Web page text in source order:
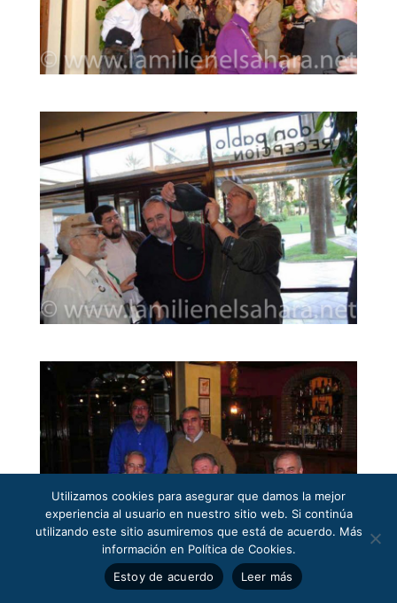
Utilizamos cookies para asegurar que damos la mejor
experiencia al usuario en nuestro sitio web. Si continúa
utilizando este sitio asumiremos que está de acuerdo. Más
información en Política de Cookies.
Estoy de acuerdo
Leer más